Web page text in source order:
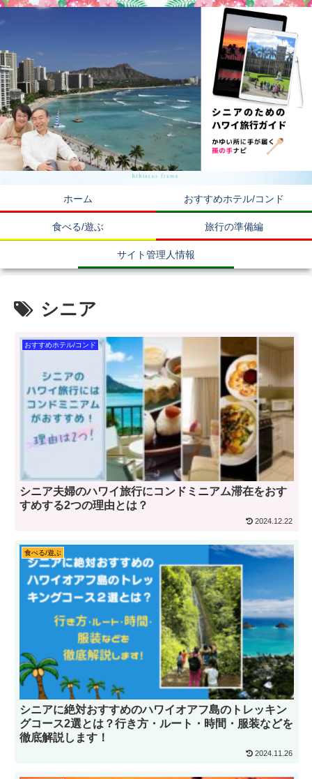
ホーム おすすめホテル/コンド
食べる/遊ぶ 旅行の準備編
サイト管理人情報
シニア
おすすめホテル/コンド
シニア夫婦のハワイ旅行にコンドミニアム滞在をおす
すめする2つの理由とは？
2024.12.22
食べる/遊ぶ
シニアに絶対おすすめのハワイオアフ島のトレッキン
グコース2選とは？行き方・ルート・時間・服装などを
徹底解説します！
2024.11.26